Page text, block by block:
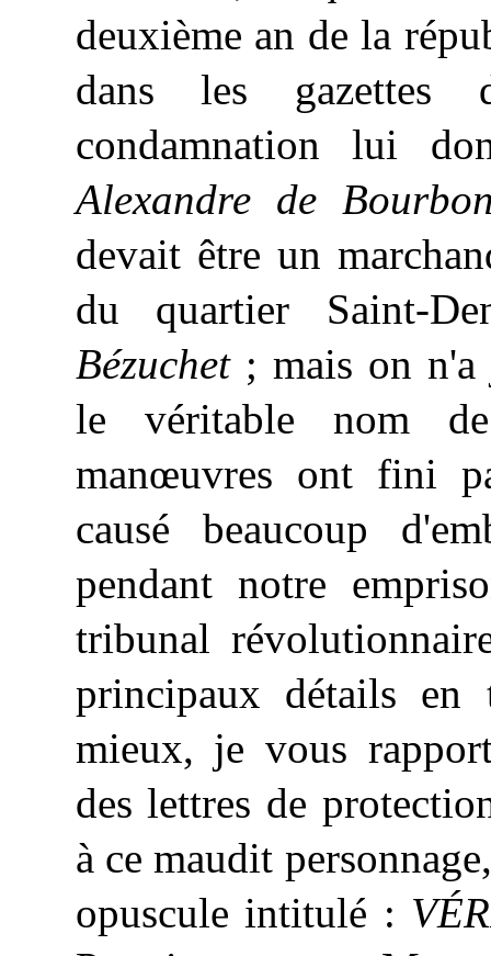
deuxième an de la
dans les
condamnation lui
Alexandre de
devait être un
du quartier Saint-
Bézuchet; mais on n'a
le véritable nom
manœuvres ont fini
causé beaucoup
pendant notre
tribunal
principaux détails en
mieux, je vous
des lettres de
à ce maudit
opuscule intitulé :